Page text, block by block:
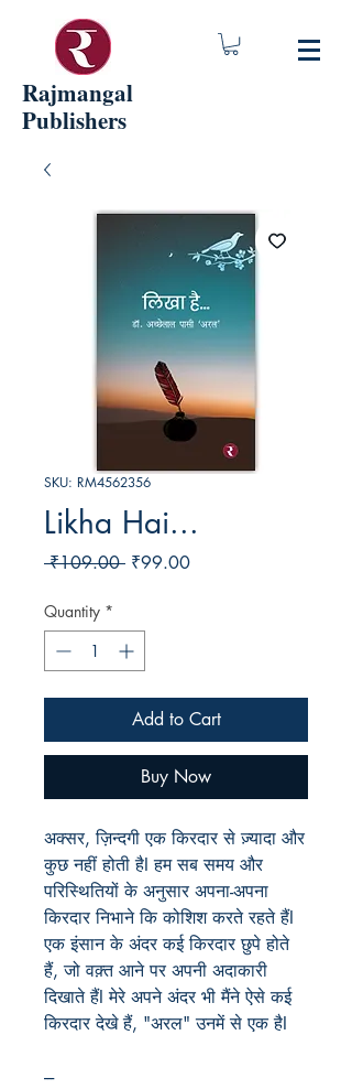
Rajmangal
Publishers
SKU: RM4562356
Likha Hai...
₹109.00 Regular
₹99.00Sale
Quantity *
Add to Cart
Buy Now
अक्सर,ज़िन्दगी एक किरदार से ज़्यादा और
कुछ नहीं होती हैIहम सब समय और
परिस्थितियों के अनुसार अपना-अपना
किरदार निभाने कि कोशिश करते रहते हैंI
एक इंसान के अंदर कई किरदार छुपे होते
हैं,जो वक़्त आने पर अपनी अदाकारी
दिखाते हैंIमेरे अपने अंदर भी मैंने ऐसे कई
किरदार देखे हैं, "अरल"उनमें से एक हैI
---